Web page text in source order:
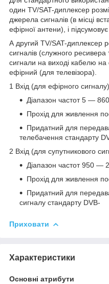
один TV/SAT-диплексер
джерела сигналів (в місці
ефірної антени), і
А другий TV/SAT-диплексер
сигналів (служного ресивера
сигнали на виході кабелю
ефірний (для телевізора).
1 Вхід (для ефірного
Діапазон частот 5 —
Прохід для живлення
Придатний для
телебачення стандарту
2 Вхід (для супутникового
Діапазон частот 950 —
Прохід для живлення
Придатний для
сигналу стандарту DVB-
Приховати
Характеристики
Основні атрибути